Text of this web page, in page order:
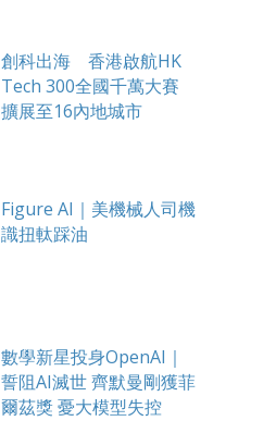
創科出海 香港啟航HK
Tech 300全國千萬大賽
擴展至16內地城市
Figure AI｜美機械人司機
識扭軚踩油
數學新星投身OpenAI｜
誓阻AI滅世 齊默曼剛獲菲
爾茲獎 憂大模型失控